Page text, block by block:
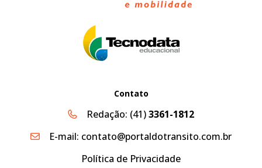
Contato
Redação: (41)3361-1812
E-mail: contato@portaldotransito.com.br
Política de Privacidade